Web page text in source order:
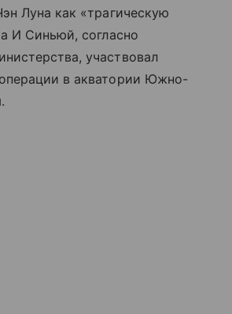
Луна как «трагическую
И Синьюй, согласно
участвовал
в акватории Южно-